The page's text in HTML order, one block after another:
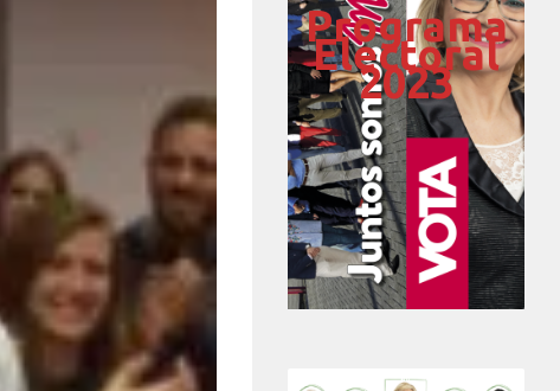
Programa
Electoral
2023